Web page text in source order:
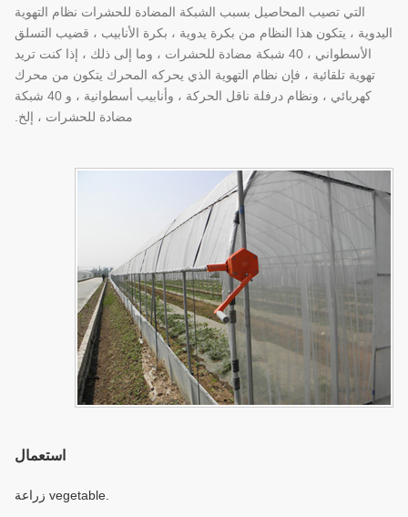
التي تصيب المحاصيل بسبب الشبكة المضادة للحشرات نظام التهوية
اليدوية ، يتكون هذا النظام من بكرة يدوية ، بكرة الأنابيب ، قضيب التسلق
الأسطواني ، 40 شبكة مضادة للحشرات ، وما إلى ذلك ، إذا كنت تريد
تهوية تلقائية ، فإن نظام التهوية الذي يحركه المحرك يتكون من محرك
كهربائي ، ونظام درفلة ناقل الحركة ، وأنابيب أسطوانية ، و 40 شبكة
مضادة للحشرات ، إلخ.
استعمال
.vegetable زراعة